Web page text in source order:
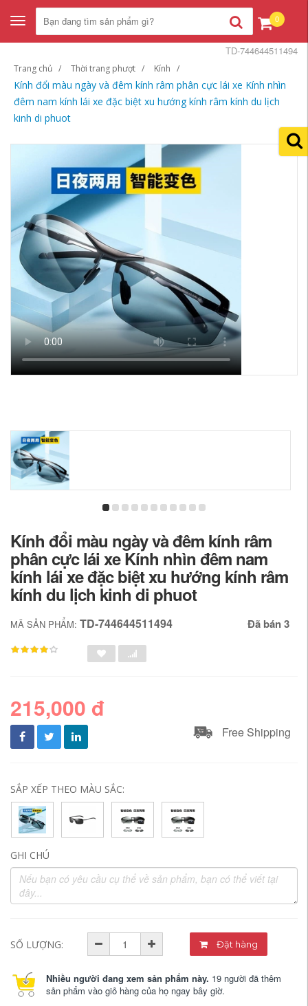
Toggle
navigation
0
Trang chủ Thời trang phượt Kính
Kính đổi màu ngày và đêm kính râm phân cực lái xe Kính nhìn
đêm nam kính lái xe đặc biệt xu hướng kính râm kính du lịch
kinh di phuot
TD-744644511494
Kính đổi màu ngày và đêm kính râm
phân cực lái xe Kính nhìn đêm nam
kính lái xe đặc biệt xu hướng kính râm
kính du lịch kinh di phuot
MÃ SẢN PHẨM: TD-744644511494 Đã bán 3
215,000 đ
Free Shipping
SẮP XẾP THEO MÀU SẮC:
GHI CHÚ
SỐ LƯỢNG: Đặt hàng
Nhiều người đang xem sản phẩm này. 19 người đã thêm
sản phẩm vào giỏ hàng của họ ngay bây giờ.